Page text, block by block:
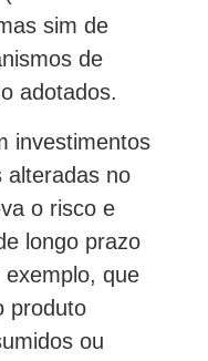
sim de
de
adotados.
investimentos
alteradas no
o risco e
longo prazo
que
produto
ou